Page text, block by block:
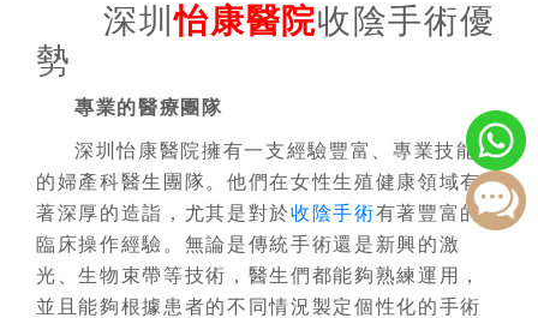
深圳怡康醫院收陰手術優
勢
專業的醫療團隊
深圳怡康醫院擁有一支經驗豐富、專業技能高
的婦產科醫生團隊。他們在女性生殖健康領域有
著深厚的造詣，尤其是對於收陰手術有著豐富的
臨床操作經驗。無論是傳統手術還是新興的激
光、生物束帶等技術，醫生們都能夠熟練運用，
並且能夠根據患者的不同情況製定個性化的手術